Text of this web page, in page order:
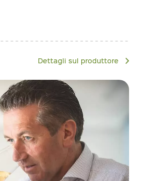
Dettagli sul produttore